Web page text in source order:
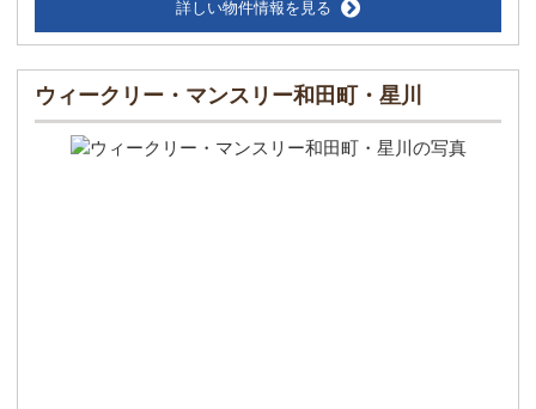
詳しい物件情報を見る
ウィークリー・マンスリー和田町・星川